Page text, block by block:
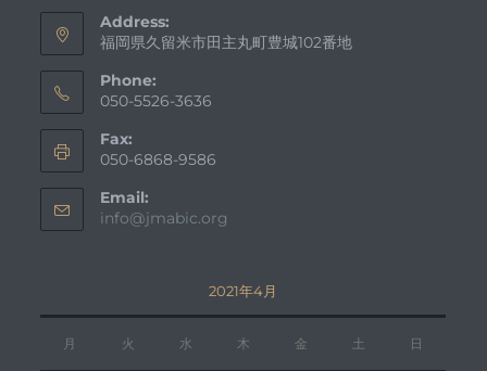
Address:
福岡県久留米市田主丸町豊城102番地
Phone:
050-5526-3636
Fax:
050-6868-9586
Email:
info@jmabic.org
ー
シ
ョ
ン
2021年4月
月 火 水 木 金 土 日